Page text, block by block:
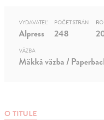
O TITULE
VYDAVATEĽ
Alpress
POČET STRÁN
248
VÄZBA
Mäkká väzba /